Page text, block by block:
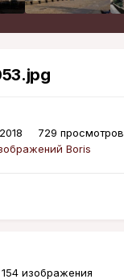
729 просмотров
Boris
154 изображения